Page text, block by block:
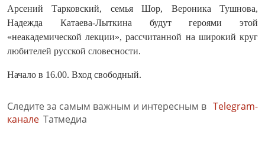
Арсений Тарковский, семья Шор, Вероника Тушнова,
Надежда Катаева-Лыткина будут героями этой
«неакадемической лекции», рассчитанной на широкий круг
любителей русской словесности.
Начало в 16.00. Вход свободный.
Следите за самым важным и интересным в Telegram-
канале Татмедиа